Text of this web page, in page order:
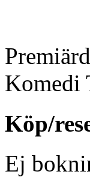
Komedi
Köp/
Ej